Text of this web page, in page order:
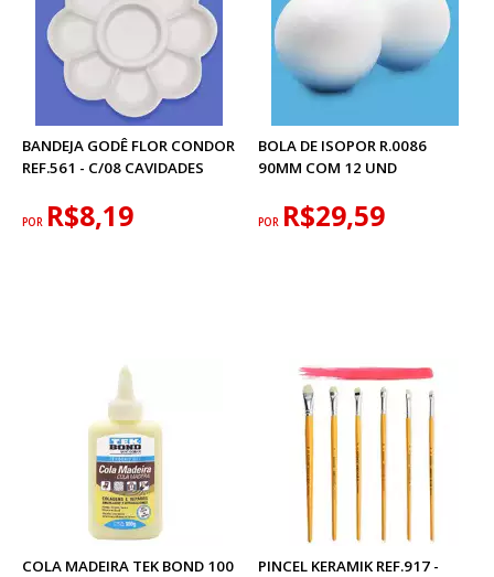
BANDEJA GODÊ FLOR CONDOR
REF.561 - C/08 CAVIDADES
POR R$8,19
BOLA DE ISOPOR R.0086
90MM COM 12 UND
POR R$29,59
COLA MADEIRA TEK BOND 100
PINCEL KERAMIK REF.917 -